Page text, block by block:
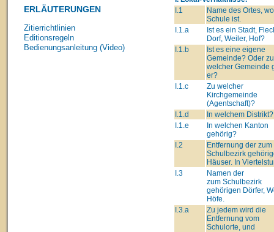
ERLÄUTERUNGEN
Zitierrichtlinien
Editionsregeln
Bedienungsanleitung (Video)
I.1
Name des Ortes,
Schule ist.
I.1.a
Ist es ein Stadt,
Dorf, Weiler, Hof?
I.1.b
Ist es eine eigene
Gemeinde? Oder zu
welcher Gemeinde
er?
I.1.c
Zu welcher
Kirchgemeinde
(Agentschaft)?
I.1.d
In welchem Distrikt?
I.1.e
In welchen Kanton
gehörig?
I.2
Entfernung der zum
Schulbezirk
Häuser. In
I.3
Namen der
zum Schulbezirk
gehörigen Dörfer,
Höfe.
I.3.a
Zu jedem wird die
Entfernung vom
Schulorte, und